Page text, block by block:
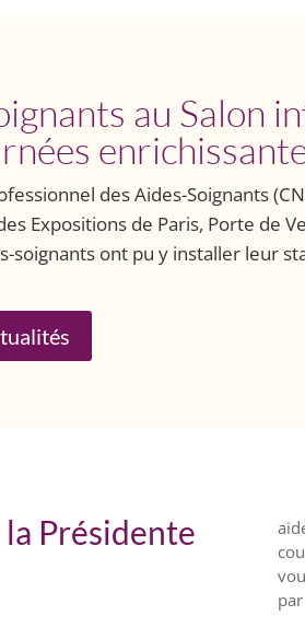
au Salon
des Aides-Soignants
Expositions de Paris, Porte de
soignants ont pu y installer leur
Présidente
par